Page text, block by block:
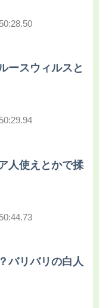
ースウィルスと
人使えとかで揉
バリバリの白人